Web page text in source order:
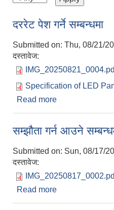
दररेट पेश गर्ने सम्बन्धमा
Submitted on: Thu, 08/21/
दस्तावेज:
Specification of LED
Read more
सम्झौता गर्न आउने
Submitted on: Sun, 08/17/
दस्तावेज:
Read more